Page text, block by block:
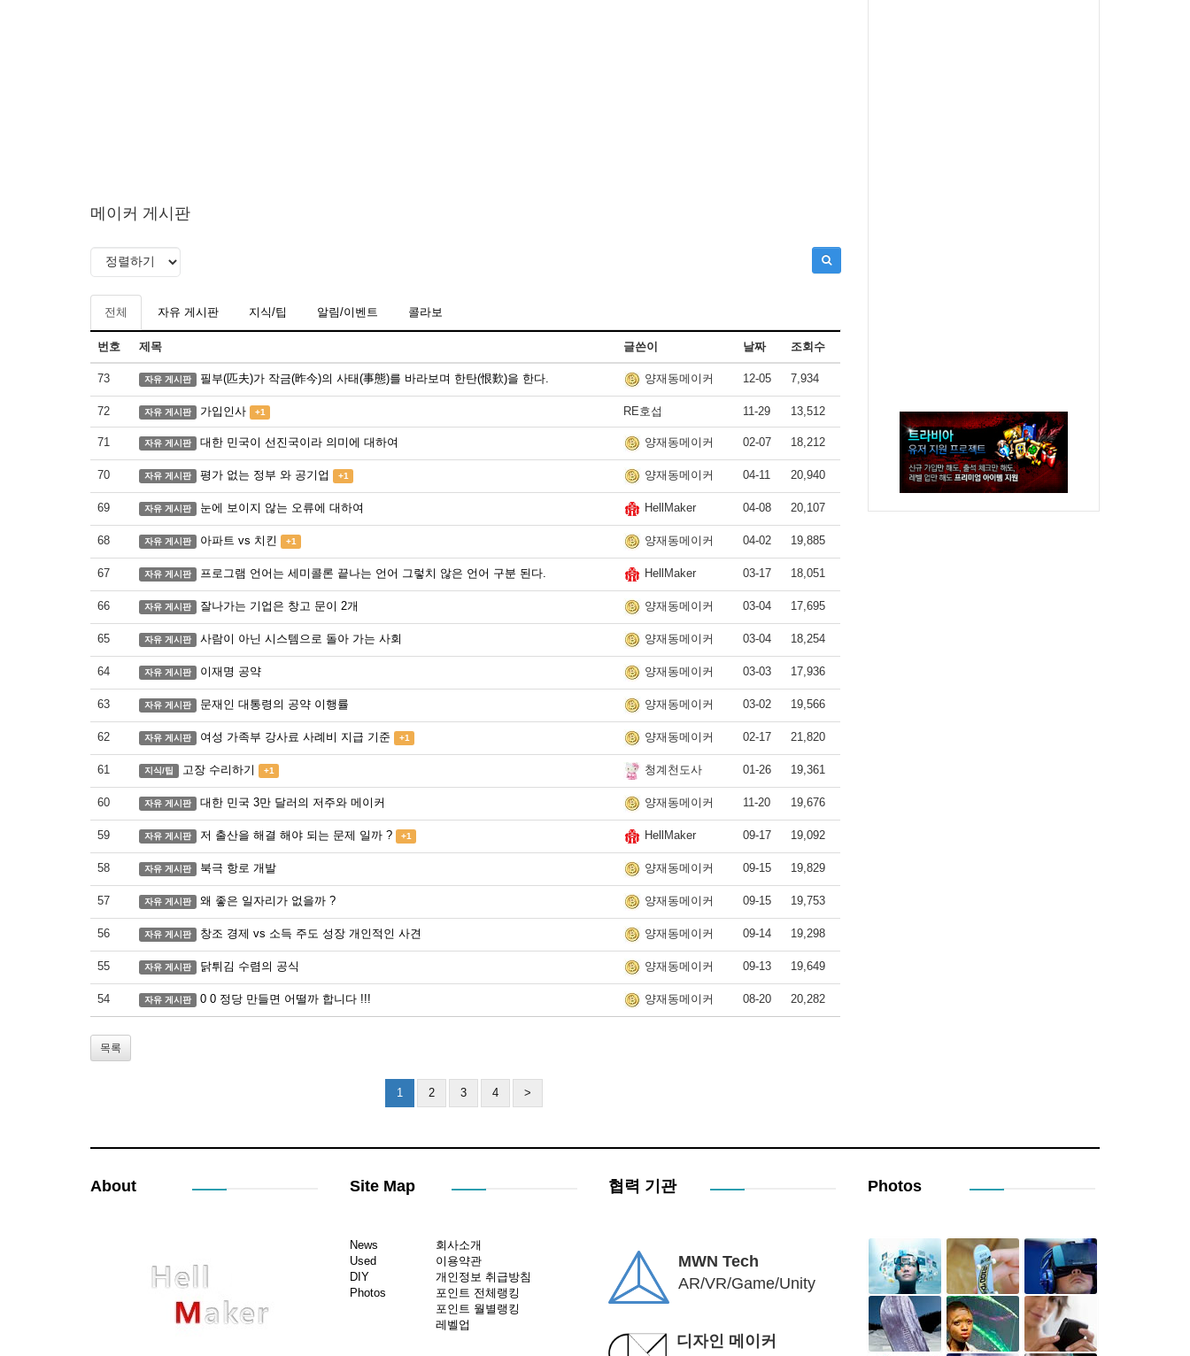
메이커 게시판
전체 자유 게시판 지식/팁 알림/이벤트 콜라보
번호 제목 글쓴이 날짜 조회수
73 자유 게시판 필부(匹夫)가 작금(昨今)의 사태(事態)를 바라보며 한탄(恨歎)을 한다. 양재동메이커 12-05 7,934
72 자유 게시판 가입인사 +1 RE호섭 11-29 13,512
71 자유 게시판 대한 민국이 선진국이라 의미에 대하여 양재동메이커 02-07 18,212
70 자유 게시판 평가 없는 정부 와 공기업 +1 양재동메이커 04-11 20,940
69 자유 게시판 눈에 보이지 않는 오류에 대하여 HellMaker 04-08 20,107
68 자유 게시판 아파트 vs 치킨 +1 양재동메이커 04-02 19,885
67 자유 게시판 프로그램 언어는 세미콜론 끝나는 언어 그렇치 않은 언어 구분 된다. HellMaker 03-17 18,051
66 자유 게시판 잘나가는 기업은 창고 문이 2개 양재동메이커 03-04 17,695
65 자유 게시판 사람이 아닌 시스템으로 돌아 가는 사회 양재동메이커 03-04 18,254
64 자유 게시판 이재명 공약 양재동메이커 03-03 17,936
63 자유 게시판 문재인 대통령의 공약 이행률 양재동메이커 03-02 19,566
62 자유 게시판 여성 가족부 강사료 사례비 지급 기준 +1 양재동메이커 02-17 21,820
61 지식/팁 고장 수리하기 +1 청계천도사 01-26 19,361
60 자유 게시판 대한 민국 3만 달러의 저주와 메이커 양재동메이커 11-20 19,676
59 자유 게시판 저 출산을 해결 해야 되는 문제 일까 ? +1 HellMaker 09-17 19,092
58 자유 게시판 북극 항로 개발 양재동메이커 09-15 19,829
57 자유 게시판 왜 좋은 일자리가 없을까 ? 양재동메이커 09-15 19,753
56 자유 게시판 창조 경제 vs 소득 주도 성장 개인적인 사견 양재동메이커 09-14 19,298
55 자유 게시판 닭튀김 수렴의 공식 양재동메이커 09-13 19,649
54 자유 게시판 0 0 정당 만들면 어떨까 합니다 !!! 양재동메이커 08-20 20,282
목록
1 2 3 4 >
About Site Map
News
Used
DIY
Photos
회사소개
이용약관
개인정보 취급방침
포인트 전체랭킹
포인트 월별랭킹
레벨업
협력 기관
MWN Tech
AR/VR/Game/Unity
디자인 메이커
Photos